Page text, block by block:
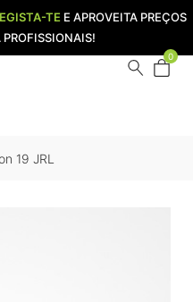
TE E APROVEITA PREÇOS
PROFISSIONAIS!
0
19 JRL